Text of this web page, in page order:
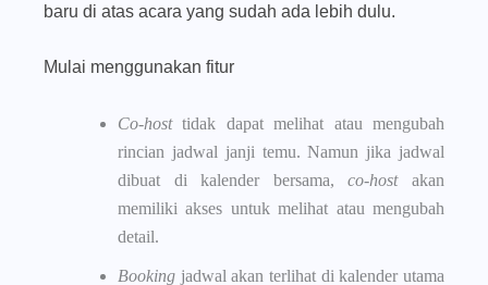
baru di atas acara yang sudah ada lebih dulu.
Mulai menggunakan fitur
Co-hosttidak dapat melihat atau mengubah
rincian jadwal janji temu. Namun jika jadwal
dibuat di kalender bersama,co-hostakan
memiliki akses untuk melihat atau mengubah
detail.
Booking jadwal akan terlihat di kalender utama